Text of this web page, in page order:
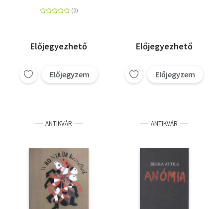
Előjegyezhető
Előjegyzem
Előjegyezhető
Előjegyzem
ANTIKVÁR ANTIKVÁR